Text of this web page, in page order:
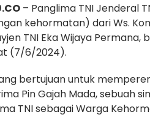
– Panglima TNI Jenderal
kehormatan) dari Ws.
TNI Eka Wijaya Permana,
(7/6/2024).
bertujuan untuk
Pin Gajah Mada, sebuah
TNI sebagai Warga